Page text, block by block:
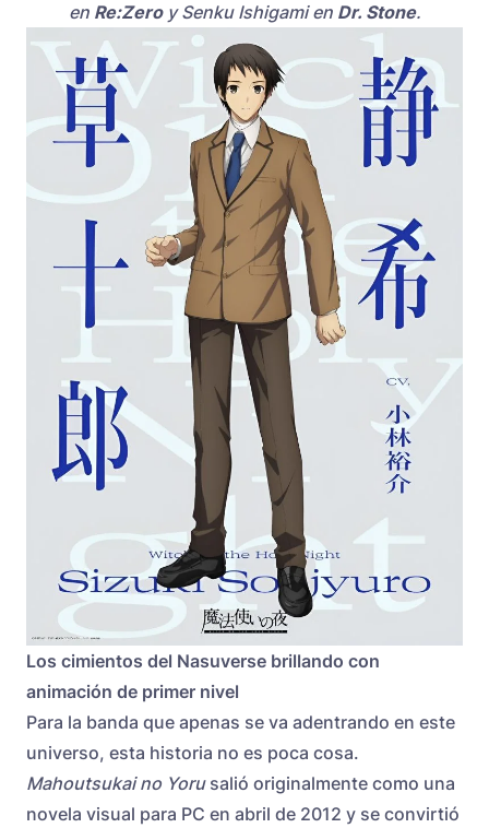
en Re:Zeroy Senku Ishigami en Dr. Stone.
Los cimientos del Nasuverse brillando con
animación de primer nivel
Para la banda que apenas se va adentrando en este
universo, esta historia no es poca cosa.
Mahoutsukai no Yorusalió originalmente como una
novela visual para PC en abril de 2012 y se convirtió